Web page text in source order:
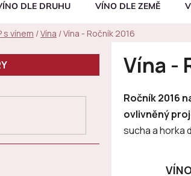
DLE DRUHU VÍNO DLE ZEMĚ
s vínem /Vína /Vína - Ročník 2016
Vína -
Ročník 2016
ovlivněný
sucha a horka